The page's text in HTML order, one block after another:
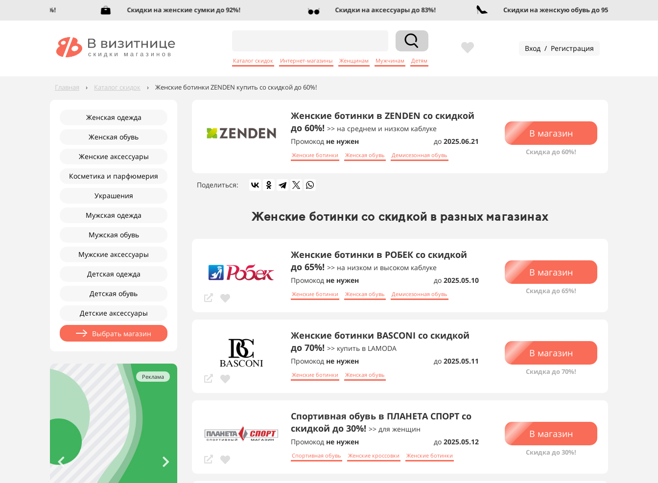
Скидки на женские сумки до 92%! Скидки на аксессуары до 83%! Скидки на женскую обувь до 95%!
Каталог скидок Интернет-магазины Женщинам Мужчинам Детям
Вход / Регистрация
Главная › Каталог скидок › Женские ботинки ZENDEN купить со скидкой до 60%!
Женская одежда
Женская обувь
Женские аксессуары
Косметика и парфюмерия
Украшения
Мужская одежда
Мужская обувь
Мужские аксессуары
Детская одежда
Детская обувь
Детские аксессуары
Выбрать магазин
Реклама
Женские ботинки в ZENDEN со скидкой
до 60%! >> на среднем и низком каблуке
Промокод не нужен до 2025.06.21
Женские ботинки Женская обувь Демисезонная обувь
В магазин
Скидка до 60%!
Поделиться:
Женские ботинки со скидкой в разных магазинах
Женские ботинки в РОБЕК со скидкой
до 65%! >> на низком и высоком каблуке
Промокод не нужен до 2025.05.10
Женские ботинки Женская обувь Демисезонная обувь
В магазин
Скидка до 65%!
Женские ботинки BASCONI со скидкой
до 70%! >> купить в LAMODA
Промокод не нужен до 2025.05.11
Женские ботинки Женская обувь
В магазин
Скидка до 70%!
Спортивная обувь в ПЛАНЕТА СПОРТ со
скидкой до 30%! >> для женщин
Промокод не нужен до 2025.05.12
Спортивная обувь Женские кроссовки Женские ботинки
В магазин
Скидка до 30%!